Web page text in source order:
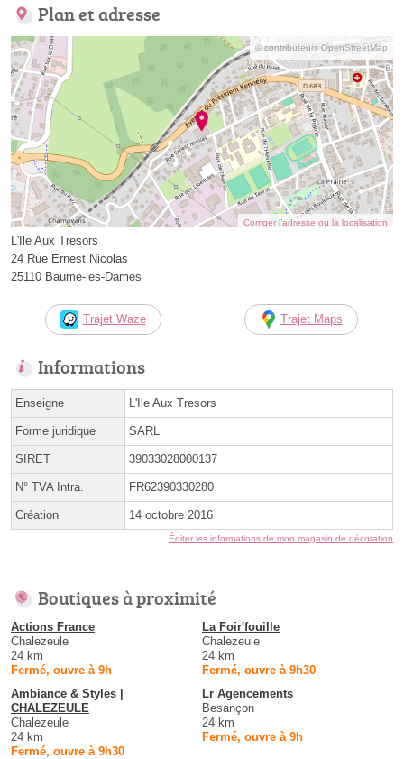
Plan et adresse
© contributeurs OpenStreetMap
Corriger l’adresse ou la localisation
L'Ile Aux Tresors
24 Rue Ernest Nicolas
25110 Baume-les-Dames
Trajet Waze Trajet Maps
Informations
Enseigne L'Ile Aux Tresors
Forme juridique SARL
SIRET 39033028000137
N° TVA Intra. FR62390330280
Création 14 octobre 2016
Éditer les informations de mon magasin de décoration
Boutiques à proximité
Actions France
Chalezeule
24 km
Fermé, ouvre à 9h
La Foir'fouille
Chalezeule
24 km
Fermé, ouvre à 9h30
Ambiance & Styles |
CHALEZEULE
Chalezeule
24 km
Fermé, ouvre à 9h30
Lr Agencements
Besançon
24 km
Fermé, ouvre à 9h